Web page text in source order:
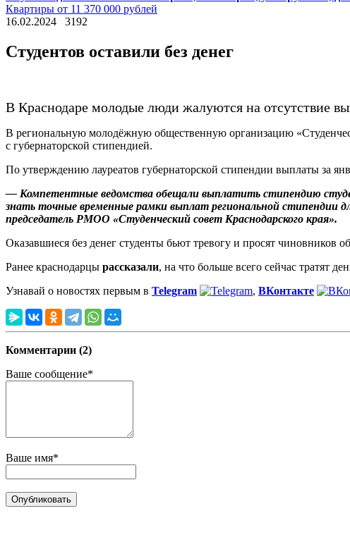
Квартиры от 11 370 000 рублей
16.02.2024
3192
Студентов оставили без денег
В Краснодаре молодые люди жалуются на отсутствие
В региональную молодёжную общественную организацию
с губернаторской стипендией.
По утверждению лауреатов губернаторской стипендии выплаты за
— Компетентные ведомства обещали выплатить стипендию
знать точные временные рамки выплат региональной стипендии
председатель РМОО «Студенческий совет Краснодарского края».
Оказавшиеся без денег студенты бьют тревогу и просят чиновников
Ранее краснодарцы рассказали, на что больше всего сейчас тратят
Узнавай о новостях первым в Telegram , ВКонтакте
Комментарии (2)
Ваше сообщение*
Ваше имя*